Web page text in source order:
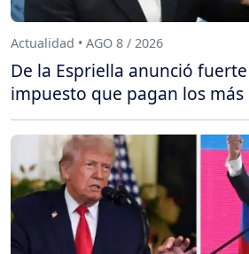
Actualidad • AGO 8 / 2026
De la Espriella anunció
impuesto que pagan los más